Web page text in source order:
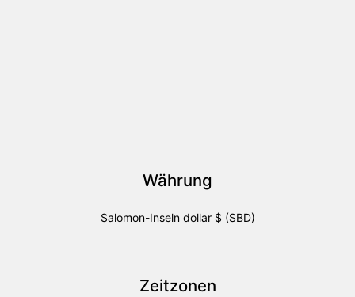
Währung
Salomon-Inseln dollar $ (SBD)
Zeitzonen